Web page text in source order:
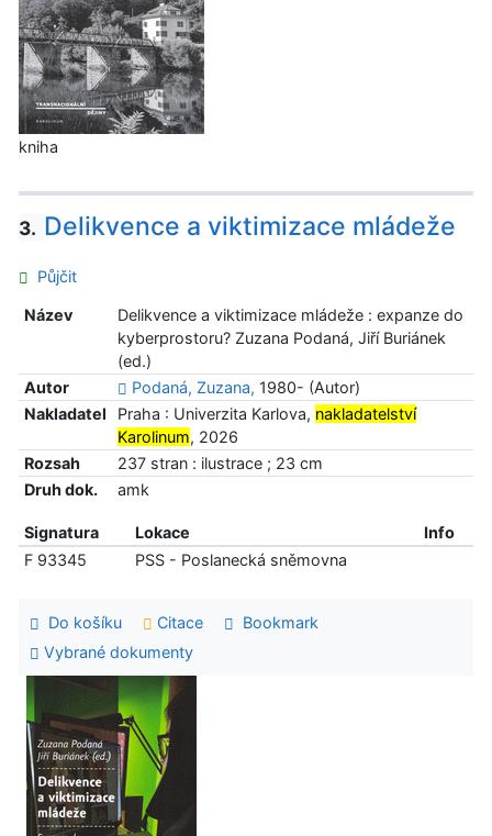
kniha
3. Delikvence a viktimizace mládeže
Půjčit
Název
Delikvence a viktimizace mládeže : expanze do
kyberprostoru? Zuzana Podaná, Jiří Buriánek
(ed.)
Autor
Podaná, Zuzana, 1980- (Autor)
Nakladatel
Praha : Univerzita Karlova, nakladatelství
Karolinum, 2026
Rozsah
237 stran : ilustrace ; 23 cm
Druh dok.
amk
Signatura Lokace
Info
F 93345
PSS - Poslanecká sněmovna
Do košíku Citace
Bookmark
Vybrané dokumenty